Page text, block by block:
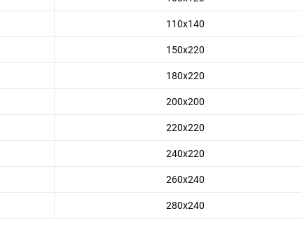
110x140
150x220
180x220
200x200
220x220
240x220
260x240
280x240